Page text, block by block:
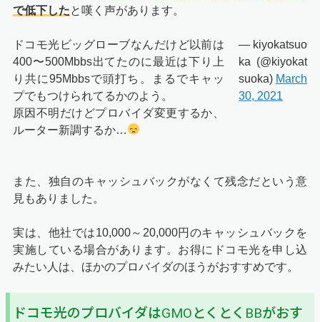
で低下したと嘆く声があります。
ドコモ光ビッグローブなんだけど以前は
400〜500Mbbs出てたのに最近は下り上
り共に95Mbbsで頭打ち。まるでキャッ
プでもつけられてるかのよう。
原因不明だけどプロバイダ変更するか、
ルーター新調するか…
— kiyokatsuo
ka (@kiyokat
suoka) March
30, 2021
また、独自のキャッシュバックがなくて残念だという意
見もありました。
実は、他社では10,000～20,000円のキャッシュバックを
実施している場合があります。お得にドコモ光を申し込
みたい人は、ほかのプロバイダのほうがおすすめです。
ドコモ光のプロバイダはGMOとくとくBBがおす